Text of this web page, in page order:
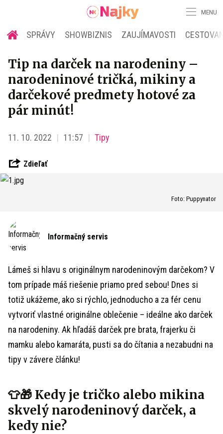
MENU
SPRÁVY SHOWBIZNIS ZAUJÍMAVOSTI
Tip na darček na narodeniny –
narodeninové tričká, mikiny a
darčekové predmety hotové za
pár minút!
11. 10. 2022 11:57 Tipy
Zdieľať
Foto: Puppynator
Informačný servis
Lámeš si hlavu s originálnym narodeninovým darčekom? V
tom prípade máš riešenie priamo pred sebou! Dnes si
totiž ukážeme, ako si rýchlo, jednoducho a za fér cenu
vytvoriť vlastné originálne oblečenie – ideálne ako darček
na narodeniny. Ak hľadáš darček pre brata, frajerku či
mamku alebo kamaráta, pusti sa do čítania a nezabudni na
tipy v závere článku!
👕🎁 Kedy je tričko alebo mikina
skvelý narodeninový darček, a
kedy nie?